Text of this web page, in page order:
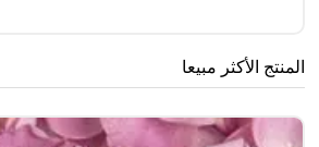
المنتج الأكثر مبيعا